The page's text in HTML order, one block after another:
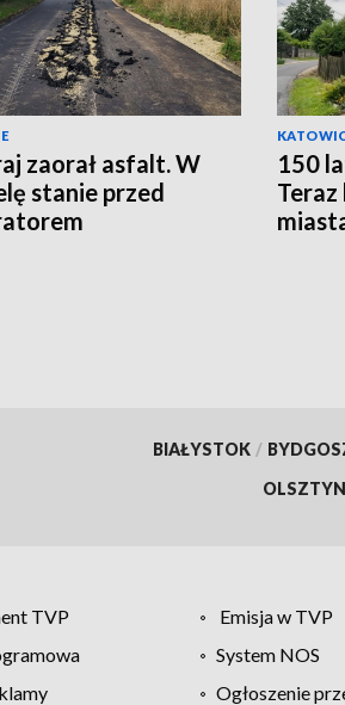
zaorał asfalt. W
stanie przed
150
BIAŁYSTOK /
OLSZTYN
TVP Emisja w TVP
System NOS
Ogłoszenie